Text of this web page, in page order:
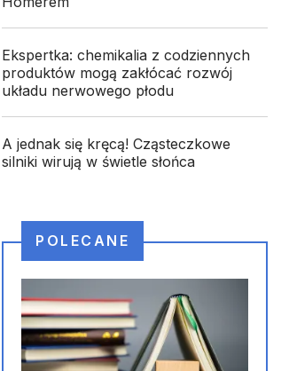
Ekspertka: chemikalia z codziennych
produktów mogą zakłócać rozwój
układu nerwowego płodu
A jednak się kręcą! Cząsteczkowe
silniki wirują w świetle słońca
POLECANE